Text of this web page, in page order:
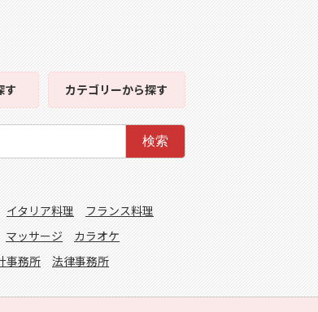
す カテゴリーから探す
検索
イタリア料理
フランス料理
マッサージ
カラオケ
事務所 法律事務所